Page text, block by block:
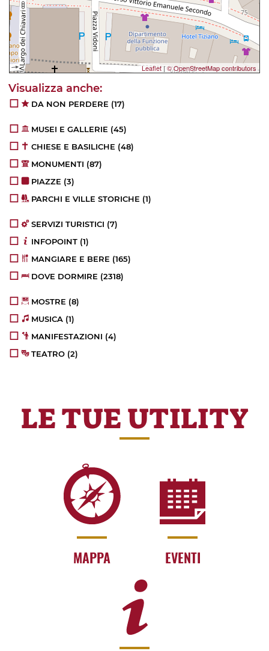
Leaflet|© OpenStreetMap contributors
DA NON PERDERE (17)
MUSEI E GALLERIE (45)
CHIESE E BASILICHE (48)
MONUMENTI (87)
PIAZZE (3)
PARCHI E VILLE STORICHE (1)
SERVIZI TURISTICI (7)
INFOPOINT (1)
MANGIARE E BERE (165)
DOVE DORMIRE (2318)
MOSTRE (8)
MUSICA (1)
MANIFESTAZIONI (4)
TEATRO (2)
LE TUE UTILITY
MAPPA EVENTI